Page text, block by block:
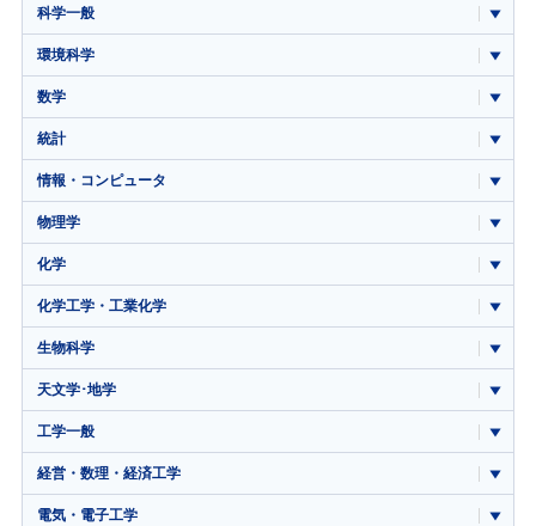
科学一般
環境科学
数学
統計
情報・コンピュータ
物理学
化学
化学工学・工業化学
生物科学
天文学･地学
工学一般
経営・数理・経済工学
電気・電子工学